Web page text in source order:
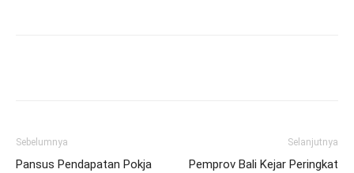
Sebelumnya
Pansus Pendapatan Pokja
Selanjutnya
Pemprov Bali Kejar Peringkat